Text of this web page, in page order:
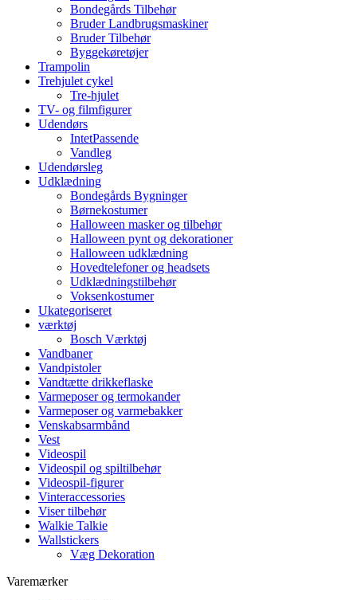
Bondegårds Tilbehør
Bruder Landbrugsmaskiner
Bruder Tilbehør
Byggekøretøjer
Trampolin
Trehjulet cykel
Tre-hjulet
TV- og filmfigurer
Udendørs
IntetPassende
Vandleg
Udendørsleg
Udklædning
Bondegårds Bygninger
Børnekostumer
Halloween masker og tilbehør
Halloween pynt og dekorationer
Halloween udklædning
Hovedtelefoner og headsets
Udklædningstilbehør
Voksenkostumer
Ukategoriseret
værktøj
Bosch Værktøj
Vandbaner
Vandpistoler
Vandtætte drikkeflaske
Varmeposer og termokander
Varmeposer og varmebakker
Venskabsarmbånd
Vest
Videospil
Videospil og spiltilbehør
Videospil-figurer
Vinteraccessories
Viser tilbehør
Walkie Talkie
Wallstickers
Væg Dekoration
Varemærker